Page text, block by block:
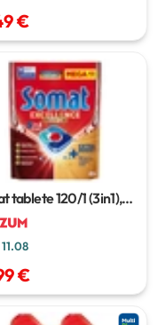
€
tablete120/1 (3in1),
(4in1), 100/1 (5in1)
€